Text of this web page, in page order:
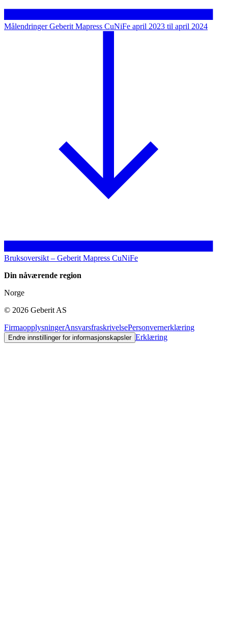
Målendringer Geberit Mapress CuNiFe april 2023 til april 2024
Bruksoversikt – Geberit Mapress CuNiFe
Din nåværende region
Norge
© 2026 Geberit AS
FirmaopplysningerAnsvarsfraskrivelsePersonvernerklæring
Endre innstillinger for informasjonskapsler Erklæring